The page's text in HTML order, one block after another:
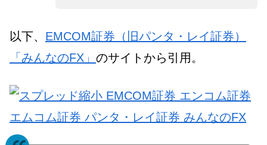
以下、 EMCOM証券（旧パンタ・レイ証券）
「みんなのFX」 のサイトから引用。